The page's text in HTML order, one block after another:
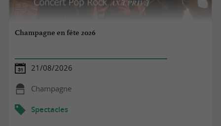
Champagne en fête 2026
21/08/2026
Champagne
Spectacles